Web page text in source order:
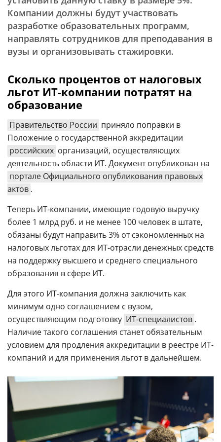
Компании должны будут участвовать
разработке образовательных программ,
направлять сотрудников для преподавания в
вузы и организовывать стажировки.
Сколько процентов от налоговых
льгот ИТ-компании потратят на
образование
Правительство России приняло поправки в
Положение о государственной аккредитации
российских организаций, осуществляющих
деятельность области ИТ. Документ опубликован на
портале Официального опубликования правовых
актов .
Теперь ИТ-компании, имеющие годовую выручку
более 1 млрд руб. и не менее 100 человек в штате,
обязаны будут направить 3% от сэкономленных на
налоговых льготах для ИТ-отрасли денежных средств
на поддержку высшего и среднего специального
образования в сфере ИТ.
Для этого ИТ-компания должна заключить как
минимум одно соглашением с вузом,
осуществляющим подготовку ИТ-специалистов .
Наличие такого соглашения станет обязательным
условием для продления аккредитации в реестре ИТ-
компаний и для применения льгот в дальнейшем.